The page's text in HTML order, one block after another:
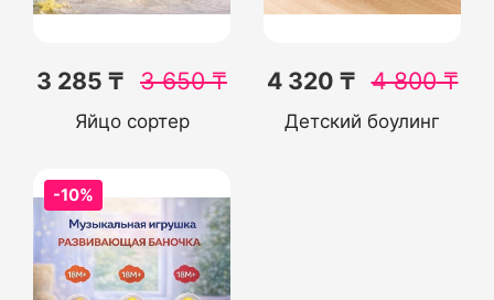
3 285 ₸ 3 650₸
Яйцо сортер
4 320 ₸ 4 800₸
Детский боулинг
-10%